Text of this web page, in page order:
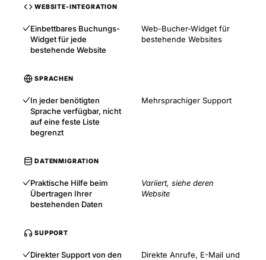
WEBSITE-INTEGRATION
Einbettbares Buchungs-
Widget für jede
bestehende Website
Web-Bucher-Widget für
bestehende Websites
SPRACHEN
In jeder benötigten
Sprache verfügbar, nicht
auf eine feste Liste
begrenzt
Mehrsprachiger Support
DATENMIGRATION
Praktische Hilfe beim
Übertragen Ihrer
bestehenden Daten
Variiert, siehe deren
Website
SUPPORT
Direkter Support von den
Direkte Anrufe, E-Mail und